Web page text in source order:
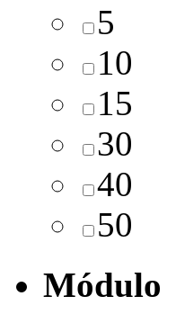
5
10
15
30
40
50
Módulo